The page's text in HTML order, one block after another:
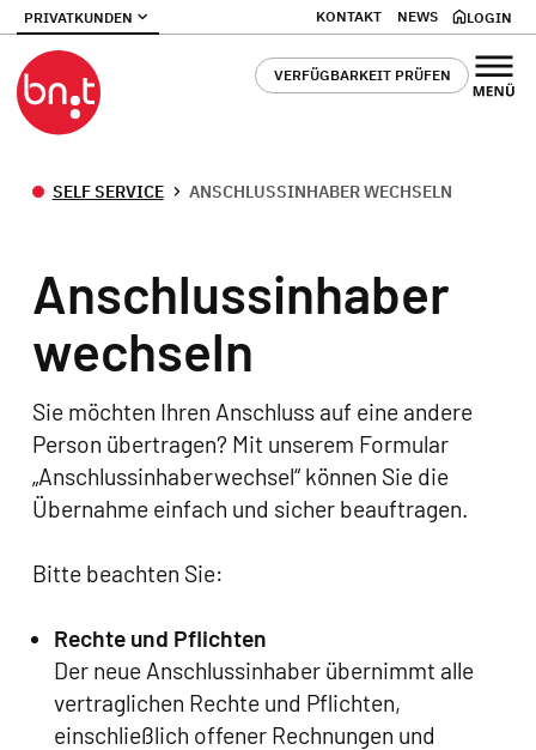
PRIVATKUNDEN KONTAKT NEWS LOGIN
VERFÜGBARKEIT PRÜFEN
SELF SERVICE ANSCHLUSSINHABER WECHSELN
Anschlussinhaber
wechseln
Sie möchten Ihren Anschluss auf eine andere
Person übertragen? Mit unserem Formular
„Anschlussinhaberwechsel“ können Sie die
Übernahme einfach und sicher beauftragen.
Bitte beachten Sie:
Rechte und Pflichten
Der neue Anschlussinhaber übernimmt alle
vertraglichen Rechte und Pflichten,
einschließlich offener Rechnungen und